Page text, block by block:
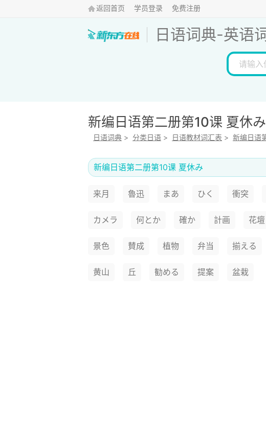
返回首页 学员登录 免费注册
日语词典-英语
新编日语第二册第10课 夏休み
日语词典 > 分类日语 > 日语教材词汇表 > 新编日语
新编日语第二册第10课 夏休み
来月 魯迅 まあ ひく 衝突
カメラ 何とか 確か 計画 花壇
景色 賛成 植物 弁当 揃える
黄山 丘 勧める 提案 盆栽